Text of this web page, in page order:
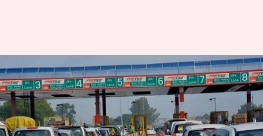
FASTag Annual Pass: ఏప్రిల్ 1
నుంచి ఫాస్టాగ్ వార్షిక‌ పాస్ ధర
పెంపు.. ఇక ఎంత చెల్లించాలంటే?
వ్రాసిన వారు Jayachandra Akuri Mar 15, 2026 02:30 pm